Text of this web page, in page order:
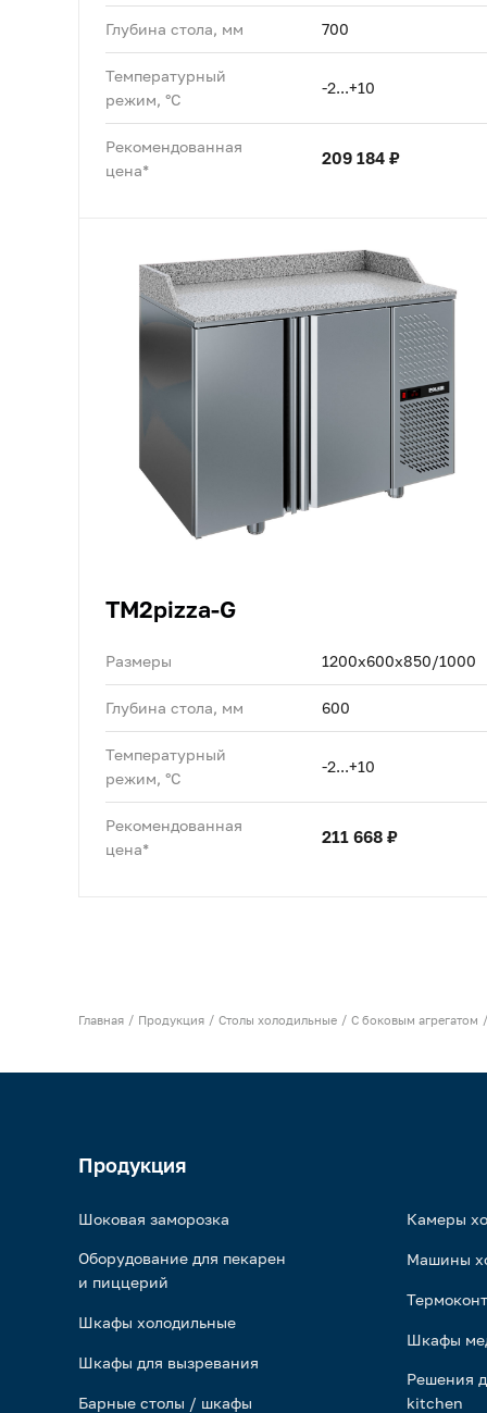
Глубина стола, мм 700
Температурный
режим, °C
-2...+10
Рекомендованная
цена*
209 184 ₽
TM2pizza-G
Размеры 1200x600x850/1000
Глубина стола, мм 600
Температурный
режим, °C
-2...+10
Рекомендованная
цена*
211 668 ₽
Главная Продукция Столы холодильные С боковым агрегатом
Продукция
Шоковая заморозка
Оборудование для пекарен
и пиццерий
Шкафы холодильные
Шкафы для вызревания
Барные столы / шкафы
Камеры
Машины
Шкафы
Решения
kitchen